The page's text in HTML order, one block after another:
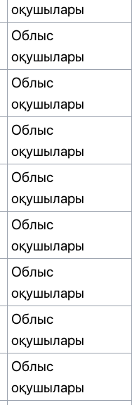
оқушылары
Облыс
оқушылары
Облыс
оқушылары
Облыс
оқушылары
Облыс
оқушылары
Облыс
оқушылары
Облыс
оқушылары
Облыс
оқушылары
Облыс
оқушылары